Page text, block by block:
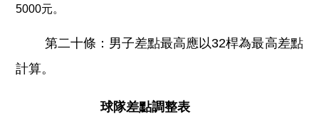
5000元。
第二十條：男子差點最高應以32桿為最高差點
計算。
球隊差點調整表